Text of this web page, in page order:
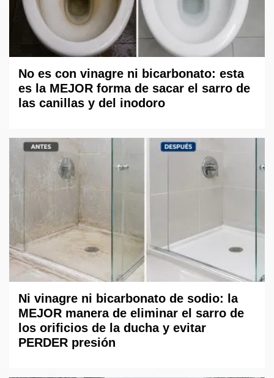
No es con vinagre ni bicarbonato: esta
es la MEJOR forma de sacar el sarro de
las canillas y del inodoro
Ni vinagre ni bicarbonato de sodio: la
MEJOR manera de eliminar el sarro de
los orificios de la ducha y evitar
PERDER presión